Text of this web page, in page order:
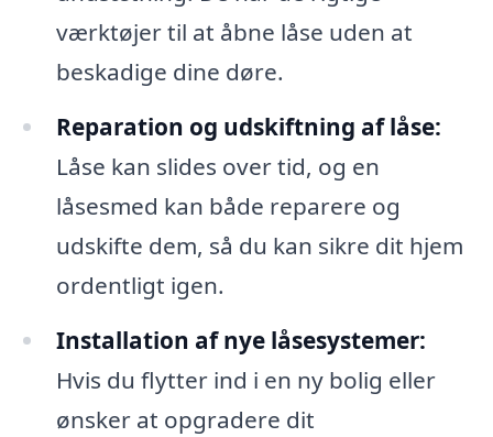
værktøjer til at åbne låse uden at
beskadige dine døre.
Reparation og udskiftning af låse:
Låse kan slides over tid, og en
låsesmed kan både reparere og
udskifte dem, så du kan sikre dit hjem
ordentligt igen.
Installation af nye låsesystemer:
Hvis du flytter ind i en ny bolig eller
ønsker at opgradere dit